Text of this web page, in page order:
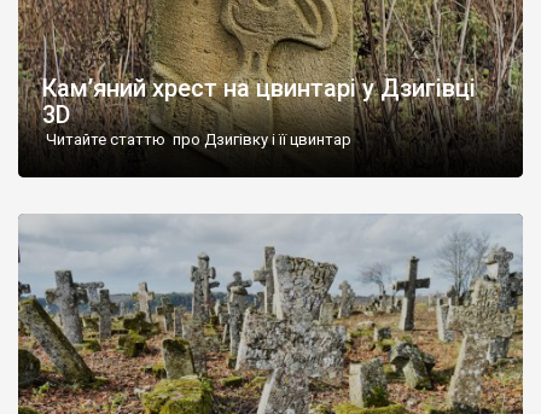
Кам’яний хрест на цвинтарі у Дзигівці
3D
Читайте статтю про Дзигівку і її цвинтар